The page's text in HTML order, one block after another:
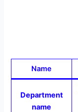
Name
Department
name